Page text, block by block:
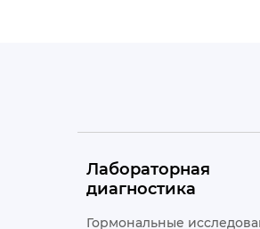
Лабораторная
диагностика
Гормональные